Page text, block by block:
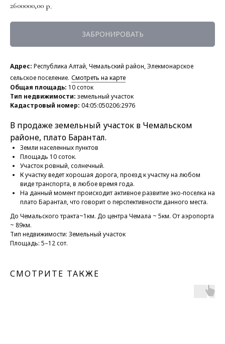
2600000,00 р.
ЗАБРОНИРОВАТЬ
Адрес: Республика Алтай, Чемальский район, Элекмонарское
сельское поселение. Смотреть на карте
Общая площадь: 10 соток
Тип недвижимости: земельный участок
Кадастровый номер: 04:05:050206:2976
В продаже земельный участок в Чемальском
районе, плато Барантал.
Земли населенных пунктов
Площадь 10 соток.
Участок ровный, солнечный.
К участку ведет хорошая дорога, проезд к участку на любом
виде транспорта, в любое время года.
На данный момент происходит активное развитие эко-поселка на
плато Барантал, что говорит о перспективности данного места.
До Чемальского тракта~1км. До центра Чемала ~ 5км. От аэропорта
~ 89км.
Тип недвижимости: Земельный участок
Площадь: 5–12 сот.
СМОТРИТЕ ТАКЖЕ